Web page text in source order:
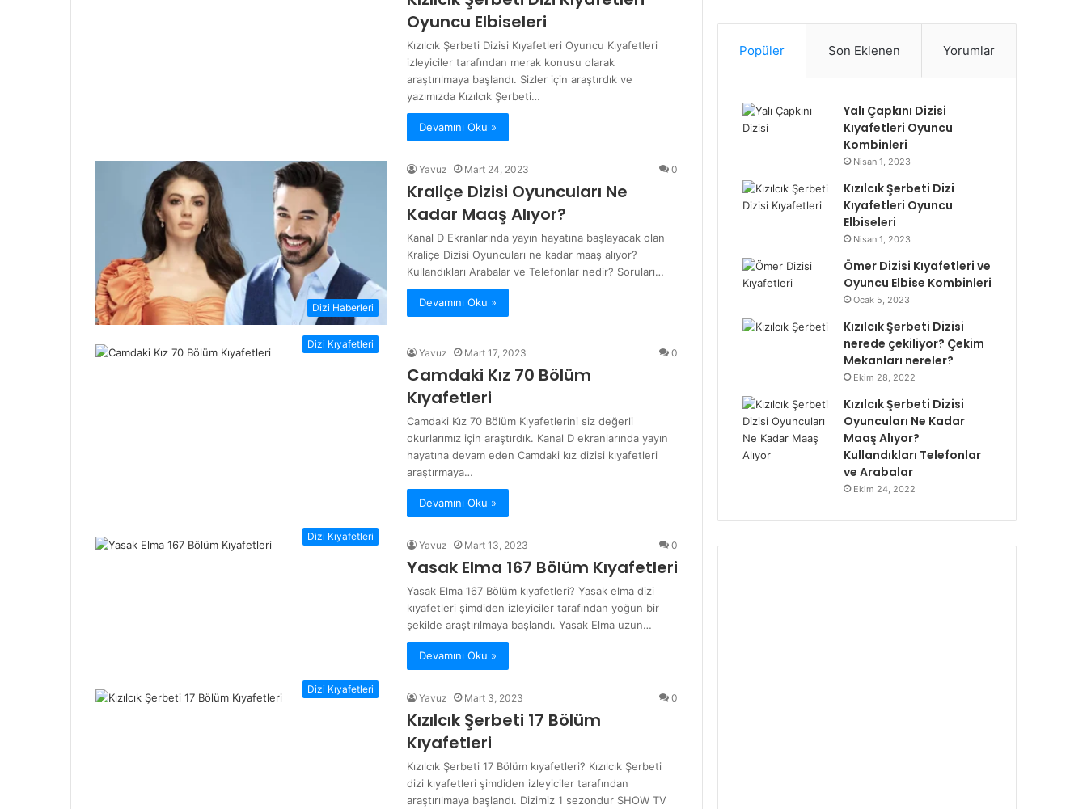
Oyuncu Elbiseleri
Kızılcık Şerbeti Dizisi Kıyafetleri Oyuncu Kıyafetleri
izleyiciler tarafından merak konusu olarak
araştırılmaya başlandı. Sizler için araştırdık ve
yazımızda Kızılcık Şerbeti…
Devamını Oku »
Dizi Haberleri
Yavuz Mart 24, 2023 0
Kraliçe Dizisi Oyuncuları Ne
Kadar Maaş Alıyor?
Kanal D Ekranlarında yayın hayatına başlayacak olan
Kraliçe Dizisi Oyuncuları ne kadar maaş alıyor?
Kullandıkları Arabalar ve Telefonlar nedir? Soruları…
Devamını Oku »
Dizi Kıyafetleri
Yavuz Mart 17, 2023 0
Camdaki Kız 70 Bölüm
Kıyafetleri
Camdaki Kız 70 Bölüm Kıyafetlerini siz değerli
okurlarımız için araştırdık. Kanal D ekranlarında yayın
hayatına devam eden Camdaki kız dizisi kıyafetleri
araştırmaya…
Devamını Oku »
Dizi Kıyafetleri
Yavuz Mart 13, 2023 0
Yasak Elma 167 Bölüm Kıyafetleri
Yasak Elma 167 Bölüm kıyafetleri? Yasak elma dizi
kıyafetleri şimdiden izleyiciler tarafından yoğun bir
şekilde araştırılmaya başlandı. Yasak Elma uzun…
Devamını Oku »
Dizi Kıyafetleri
Yavuz Mart 3, 2023 0
Kızılcık Şerbeti 17 Bölüm
Kıyafetleri
Kızılcık Şerbeti 17 Bölüm kıyafetleri? Kızılcık Şerbeti
dizi kıyafetleri şimdiden izleyiciler tarafından
araştırılmaya başlandı. Dizimiz 1 sezondur SHOW TV
Popüler Son Eklenen Yorumlar
Yalı Çapkını Dizisi
Kıyafetleri Oyuncu
Kombinleri
Nisan 1, 2023
Kızılcık Şerbeti Dizi
Kıyafetleri Oyuncu
Elbiseleri
Nisan 1, 2023
Ömer Dizisi Kıyafetleri ve
Oyuncu Elbise Kombinleri
Ocak 5, 2023
Kızılcık Şerbeti Dizisi
nerede çekiliyor? Çekim
Mekanları nereler?
Ekim 28, 2022
Kızılcık Şerbeti Dizisi
Oyuncuları Ne Kadar
Maaş Alıyor?
Kullandıkları Telefonlar
ve Arabalar
Ekim 24, 2022